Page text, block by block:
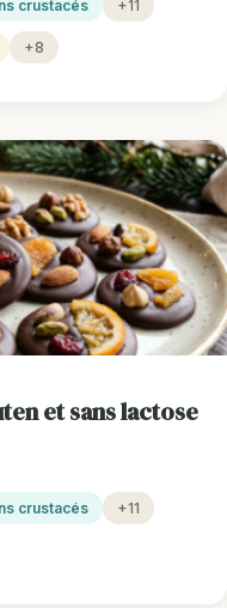
crustacés +11
+8
et sans lactose
crustacés +11